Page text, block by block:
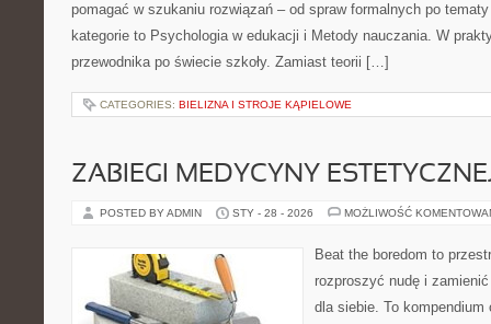
pomagać w szukaniu rozwiązań – od spraw formalnych po
kategorie to Psychologia w edukacji i Metody nauczania. W
przewodnika po świecie szkoły. Zamiast teorii […]
CATEGORIES: BIELIZNA I STROJE KĄPIELOWE
ZABIEGI MEDYCYNY
POSTED BY ADMIN STY - 28 - 2026 MOŻLIWOŚĆ
Beat the boredom to
rozproszyć nudę i
dla siebie. To